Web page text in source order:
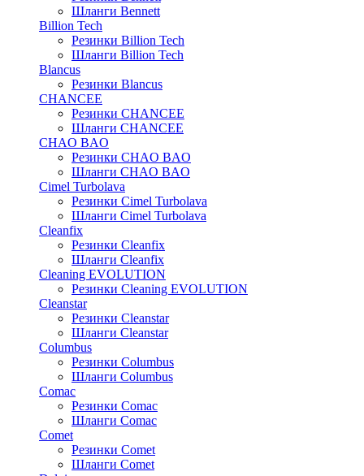
Шланги Bennett
Billion Tech
Резинки Billion Tech
Шланги Billion Tech
Blancus
Резинки Blancus
CHANCEE
Резинки CHANCEE
Шланги CHANCEE
CHAO BAO
Резинки CHAO BAO
Шланги CHAO BAO
Cimel Turbolava
Резинки Cimel Turbolava
Шланги Cimel Turbolava
Cleanfix
Резинки Cleanfix
Шланги Cleanfix
Cleaning EVOLUTION
Резинки Cleaning EVOLUTION
Cleanstar
Резинки Cleanstar
Шланги Cleanstar
Columbus
Резинки Columbus
Шланги Columbus
Comac
Резинки Comac
Шланги Comac
Comet
Резинки Comet
Шланги Comet